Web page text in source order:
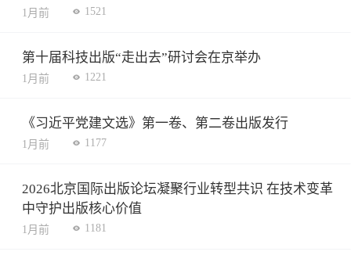
1月前 1521
第十届科技出版“走出去”研讨会在京举办
1月前 1221
《习近平党建文选》第一卷、第二卷出版发行
1月前 1177
2026北京国际出版论坛凝聚行业转型共识 在技术变革
中守护出版核心价值
1月前 1181